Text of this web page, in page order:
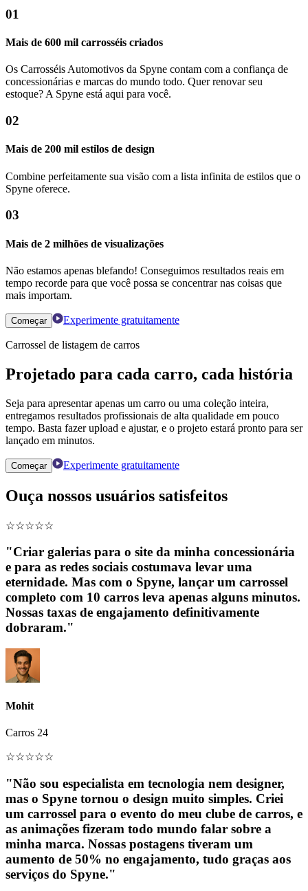
01
Mais de 600 mil carrosséis criados
Os Carrosséis Automotivos da Spyne contam com a confiança de
concessionárias e marcas do mundo todo. Quer renovar seu
estoque? A Spyne está aqui para você.
02
Mais de 200 mil estilos de design
Combine perfeitamente sua visão com a lista infinita de estilos que o
Spyne oferece.
03
Mais de 2 milhões de visualizações
Não estamos apenas blefando! Conseguimos resultados reais em
tempo recorde para que você possa se concentrar nas coisas que
mais importam.
Começar Experimente gratuitamente
Carrossel de listagem de carros
Projetado para cada carro, cada história
Seja para apresentar apenas um carro ou uma coleção inteira,
entregamos resultados profissionais de alta qualidade em pouco
tempo. Basta fazer upload e ajustar, e o projeto estará pronto para ser
lançado em minutos.
Começar Experimente gratuitamente
Ouça nossos usuários satisfeitos
☆☆☆☆☆
"Criar galerias para o site da minha concessionária
e para as redes sociais costumava levar uma
eternidade. Mas com o Spyne, lançar um carrossel
completo com 10 carros leva apenas alguns minutos.
Nossas taxas de engajamento definitivamente
dobraram."
Mohit
Carros 24
☆☆☆☆☆
"Não sou especialista em tecnologia nem designer,
mas o Spyne tornou o design muito simples. Criei
um carrossel para o evento do meu clube de carros, e
as animações fizeram todo mundo falar sobre a
minha marca. Nossas postagens tiveram um
aumento de 50% no engajamento, tudo graças aos
serviços do Spyne."